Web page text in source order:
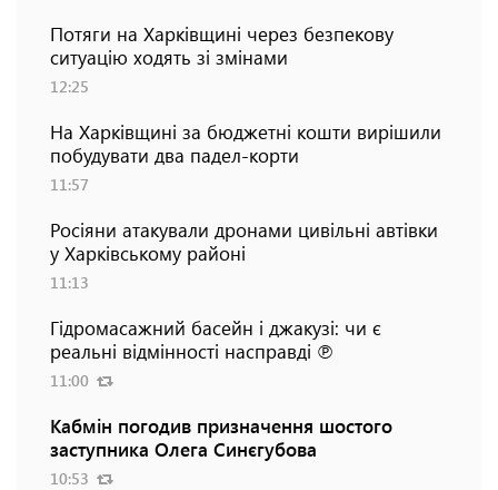
Потяги на Харківщині через безпекову
ситуацію ходять зі змінами
12:25
На Харківщині за бюджетні кошти вирішили
побудувати два падел-корти
11:57
Росіяни атакували дронами цивільні автівки
у Харківському районі
11:13
Гідромасажний басейн і джакузі: чи є
реальні відмінності насправді ℗
11:00
Кабмін погодив призначення шостого
заступника Олега Синєгубова
10:53